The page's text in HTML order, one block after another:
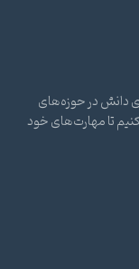
دانش در حوزه‌های
تا مهارت‌های خود